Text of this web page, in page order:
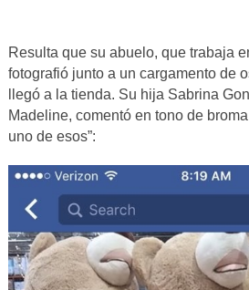
Resulta que su abuelo, que trabaja
fotografió junto a un cargamento de
llegó a la tienda. Su hija Sabrina
Madeline, comentó en tono de
uno de esos”: